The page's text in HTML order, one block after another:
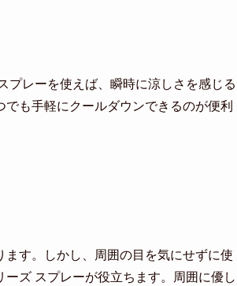
プレーを使えば、瞬時に涼しさを感じる
も手軽にクールダウンできるのが便利
す。しかし、周囲の目を気にせずに使
ズ スプレーが役立ちます。周囲に優し